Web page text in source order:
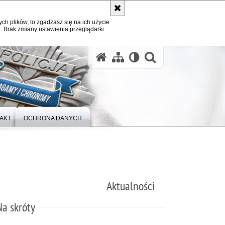
plików, to zgadzasz się na ich użycie
zmiany ustawienia przeglądarki
OCHRONA DANYCH
Aktualności
skróty